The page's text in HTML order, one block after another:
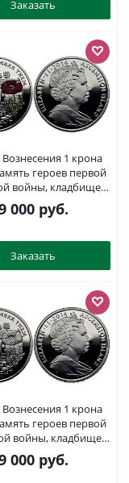
Заказать
1 крона
героев первой
войны, кладбище,
мак KM NEW
эмаль PROOF 1071-2-
000руб.
Заказать
1 крона
героев первой
войны, кладбище
серебро PROOF 1071-
1-64
000руб.